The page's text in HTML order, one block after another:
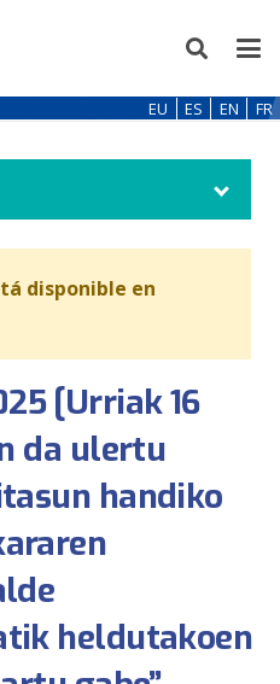
EU ES EN FR
disponible en
[Urriak 16
da ulertu
handiko
heldutakoen